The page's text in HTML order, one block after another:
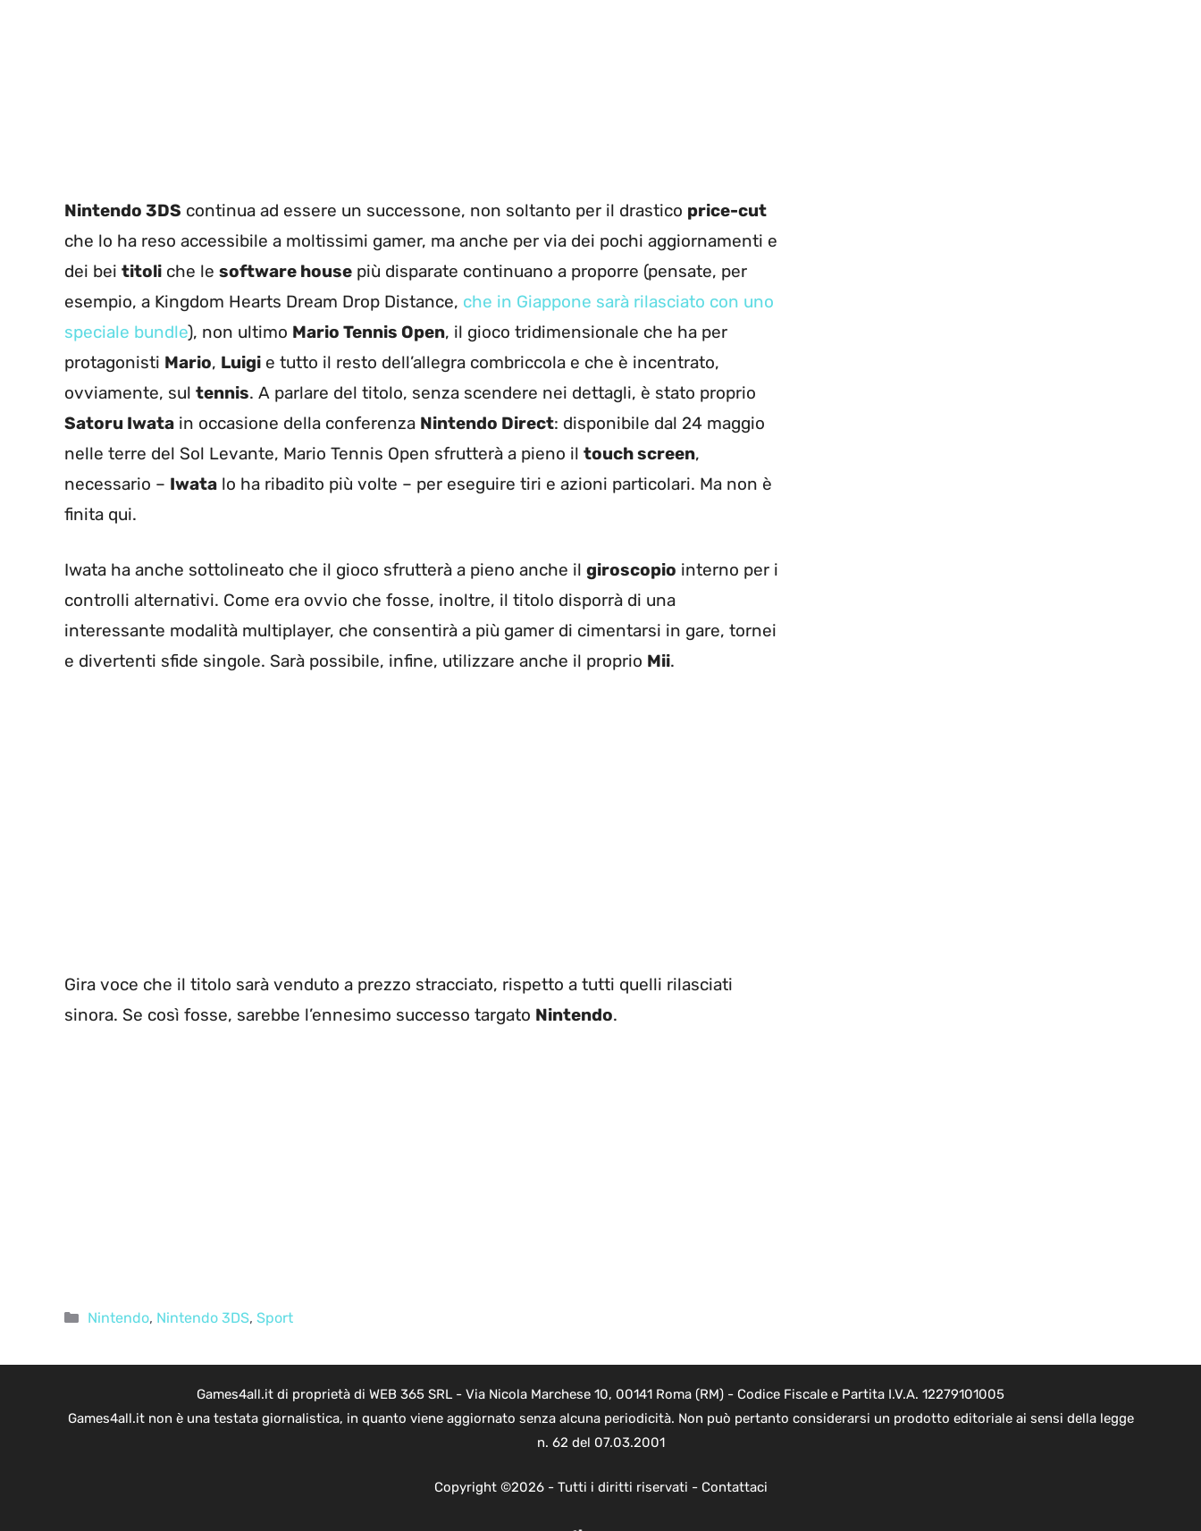
Nintendo 3DS continua ad essere un successone, non soltanto per il drastico price-cut
che lo ha reso accessibile a moltissimi gamer, ma anche per via dei pochi aggiornamenti e
dei bei titoli che le software house più disparate continuano a proporre (pensate, per
esempio, a Kingdom Hearts Dream Drop Distance, che in Giappone sarà rilasciato con uno
speciale bundle), non ultimo Mario Tennis Open, il gioco tridimensionale che ha per
protagonisti Mario, Luigi e tutto il resto dell’allegra combriccola e che è incentrato,
ovviamente, sul tennis. A parlare del titolo, senza scendere nei dettagli, è stato proprio
Satoru Iwata in occasione della conferenza Nintendo Direct: disponibile dal 24 maggio
nelle terre del Sol Levante, Mario Tennis Open sfrutterà a pieno il touch screen,
necessario – Iwata lo ha ribadito più volte – per eseguire tiri e azioni particolari. Ma non è
finita qui.
Iwata ha anche sottolineato che il gioco sfrutterà a pieno anche il giroscopio interno per i
controlli alternativi. Come era ovvio che fosse, inoltre, il titolo disporrà di una
interessante modalità multiplayer, che consentirà a più gamer di cimentarsi in gare, tornei
e divertenti sfide singole. Sarà possibile, infine, utilizzare anche il proprio Mii.
Gira voce che il titolo sarà venduto a prezzo stracciato, rispetto a tutti quelli rilasciati
sinora. Se così fosse, sarebbe l’ennesimo successo targato Nintendo.
Categorie
Nintendo, Nintendo 3DS, Sport
Games4all.it di proprietà di WEB 365 SRL - Via Nicola Marchese 10, 00141 Roma (RM) - Codice Fiscale e Partita I.V.A. 12279101005
Games4all.it non è una testata giornalistica, in quanto viene aggiornato senza alcuna periodicità. Non può pertanto considerarsi un prodotto editoriale ai sensi della legge
n. 62 del 07.03.2001
Copyright ©2026 - Tutti i diritti riservati - Contattaci